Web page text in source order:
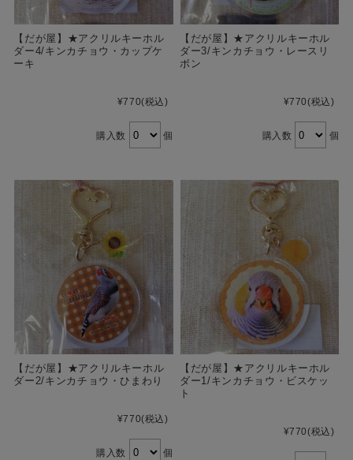
【だが屋】★アクリルキーホル
ダー4/キンカチョウ・カップケ
ーキ
¥770(税込)
購入数 個
【だが屋】★アクリルキーホル
ダー3/キンカチョウ・レースリ
ボン
¥770(税込)
購入数 個
【だが屋】★アクリルキーホル
ダー2/キンカチョウ・ひまわり
¥770(税込)
購入数 個
【だが屋】★アクリルキーホル
ダー1/キンカチョウ・ビスケッ
ト
¥770(税込)